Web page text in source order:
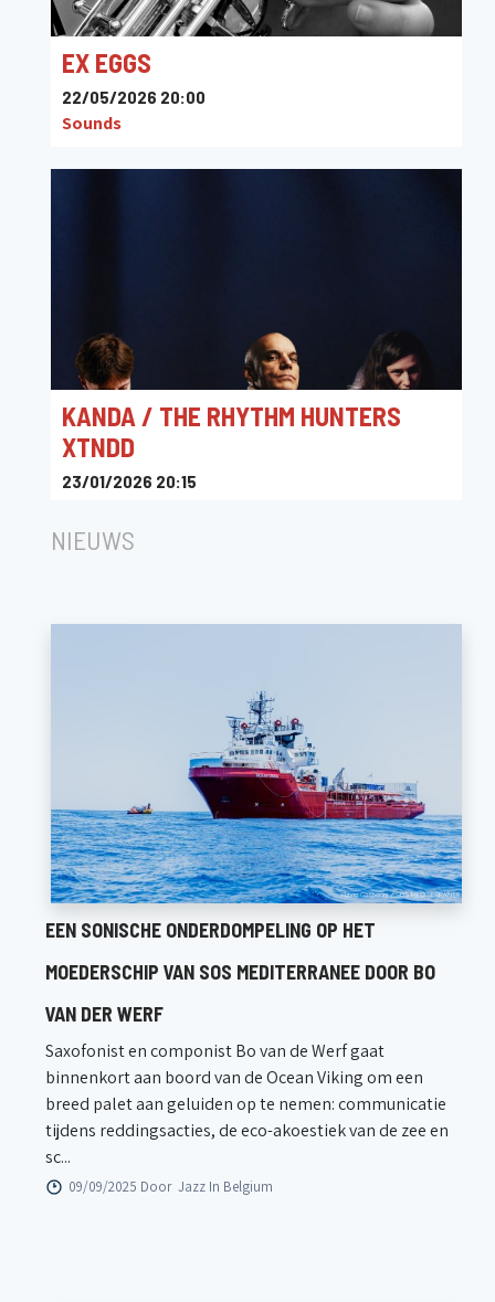
EX EGGS
22/05/2026 20:00
Sounds
KANDA / THE RHYTHM HUNTERS
XTNDD
23/01/2026 20:15
NIEUWS
EEN SONISCHE ONDERDOMPELING OP HET
MOEDERSCHIP VAN SOS MEDITERRANEE DOOR BO
VAN DER WERF
Saxofonist en componist Bo van de Werf gaat
binnenkort aan boord van de Ocean Viking om een
breed palet aan geluiden op te nemen: communicatie
tijdens reddingsacties, de eco-akoestiek van de zee en
sc...
09/09/2025 Door Jazz In Belgium